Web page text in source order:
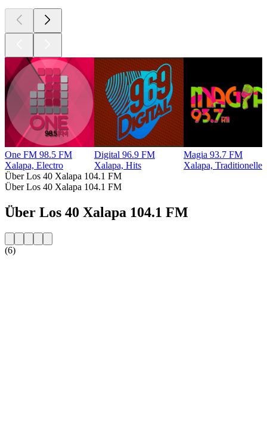
One FM 98.5 FM
Xalapa, Electro
Digital 96.9 FM
Xalapa, Hits
Magia 93.7 FM
Xalapa, Traditionelle
Über Los 40 Xalapa 104.1 FM
Über Los 40 Xalapa 104.1 FM
Über Los 40 Xalapa 104.1 FM
(6)